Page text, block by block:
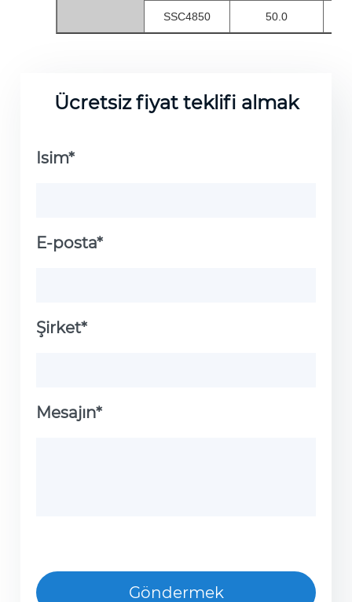
SSC4850 50.0
Ücretsiz fiyat teklifi almak
Isim*
E-posta*
Şirket*
Mesajın*